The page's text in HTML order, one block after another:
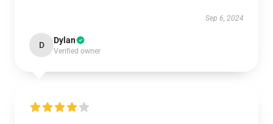
Sep 6, 2024
D Dylan
Verified owner